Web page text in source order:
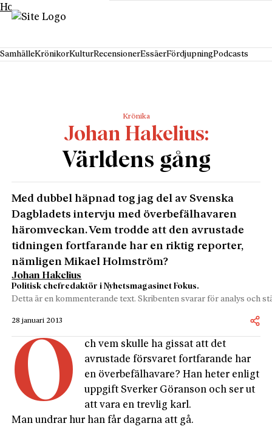
Hoppa till innehåll
SamhälleKrönikorKulturRecensionerEssäerFördjupningPodcasts
Krönika
Johan Hakelius
Världens gång
Med dubbel häpnad tog jag del av Svenska
Dagbladets intervju med överbefälhavaren
härom­veckan. Vem trodde att den avrustade
tidningen fort­far­ande har en riktig reporter,
nämligen Mikael Holmström?
Johan Hakelius
Politisk chefredaktör i Nyhetsmagasinet Fokus.
Detta är en kommenterande text. Skribenten svarar för analys och
28 januari 2013
O
ch vem skulle ha gissat att det
avrustade försvaret fortfarande har
en överbefälhavare? Han heter enligt
uppgift Sverker Göranson och ser ut
att vara en trevlig karl.
Man undrar hur han får dagarna att gå.